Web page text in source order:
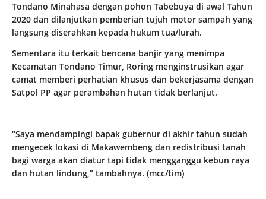
Tondano Minahasa dengan pohon Tabebuya di awal Tahun
2020 dan dilanjutkan pemberian tujuh motor sampah yang
langsung diserahkan kepada hukum tua/lurah.
Sementara itu terkait bencana banjir yang menimpa
Kecamatan Tondano Timur, Roring menginstrusikan agar
camat memberi perhatian khusus dan bekerjasama dengan
Satpol PP agar perambahan hutan tidak berlanjut.
“Saya mendampingi bapak gubernur di akhir tahun sudah
mengecek lokasi di Makawembeng dan redistribusi tanah
bagi warga akan diatur tapi tidak mengganggu kebun raya
dan hutan lindung,” tambahnya. (mcc/tim)